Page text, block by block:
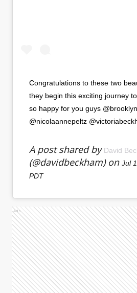
Congratulations to these two
they begin this exciting journey
so happy for you guys
@nicolaannepeltz
A post shared byDavid
(@davidbeckham) on Jul
PDT
Ads